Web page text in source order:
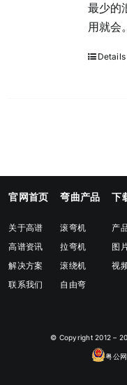
最少的
用就会。
Details
官网首页
关于高谱
高谱资讯
解决方案
联系我们
弯曲产品
滚弯机
拉弯机
滚绕机
自由弯
下
产
图
视
© Copyright 2012 –
粤公